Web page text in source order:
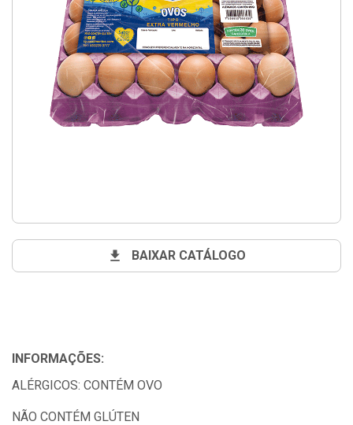
BAIXAR CATÁLOGO
INFORMAÇÕES:
ALÉRGICOS: CONTÉM OVO
NÃO CONTÉM GLÚTEN